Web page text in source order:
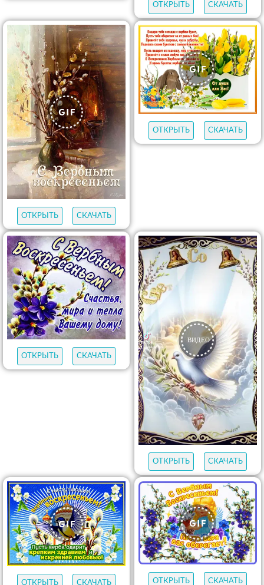
ОТКРЫТЬ СКАЧАТЬ
ОТКРЫТЬ СКАЧАТЬ
ОТКРЫТЬ СКАЧАТЬ
ОТКРЫТЬ СКАЧАТЬ
ОТКРЫТЬ СКАЧАТЬ
ОТКРЫТЬ СКАЧАТЬ ОТКРЫТЬ СКАЧАТЬ